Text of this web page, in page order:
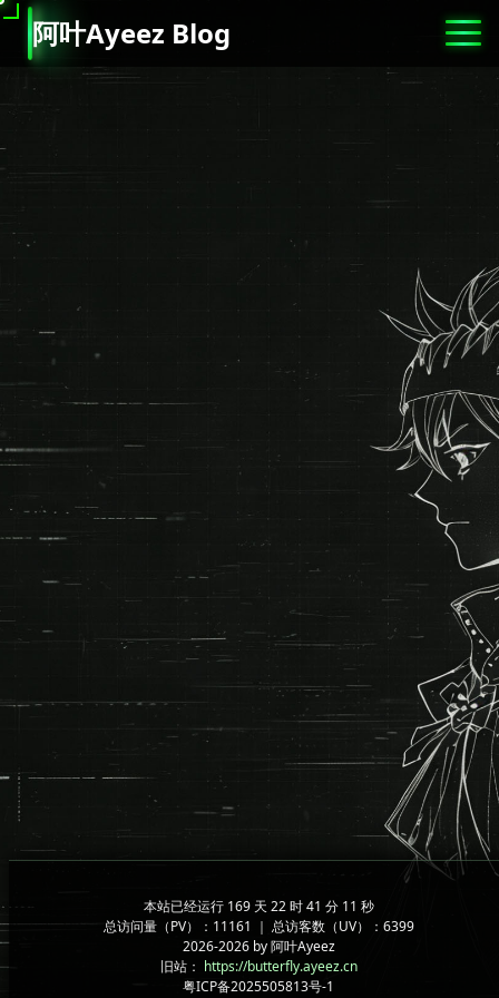
阿叶Ayeez Blog
本站已经运行 169 天 22 时 41 分 11 秒
总访问量（PV）：11161 ｜ 总访客数（UV）：6399
2026-2026 by 阿叶Ayeez
旧站： https://butterfly.ayeez.cn
粤ICP备2025505813号-1